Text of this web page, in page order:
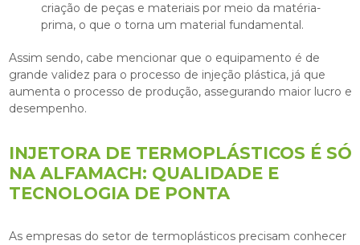
criação de peças e materiais por meio da matéria-
prima, o que o torna um material fundamental.
Assim sendo, cabe mencionar que o equipamento é de
grande validez para o processo de injeção plástica, já que
aumenta o processo de produção, assegurando maior lucro e
desempenho.
INJETORA DE TERMOPLÁSTICOS É SÓ
NA ALFAMACH: QUALIDADE E
TECNOLOGIA DE PONTA
As empresas do setor de termoplásticos precisam conhecer